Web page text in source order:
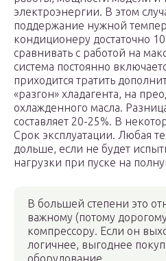
электроэнергии. В этом
поддержание нужной
кондиционеру достаточно
сравнивать с работой на
система постоянно
приходится тратить
«разгон» хладагента, на
охлажденного масла.
составляет 20-25%. В
Срок эксплуатации. Любая
дольше, если не будет
нагрузки при пуске на
В большей степени это
важному (потому
компрессору. Если он
логичнее, выгоднее
оборудование